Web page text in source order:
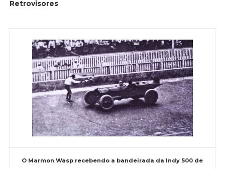
Retrovisores
O Marmon Wasp recebendo a bandeirada da Indy 500 de